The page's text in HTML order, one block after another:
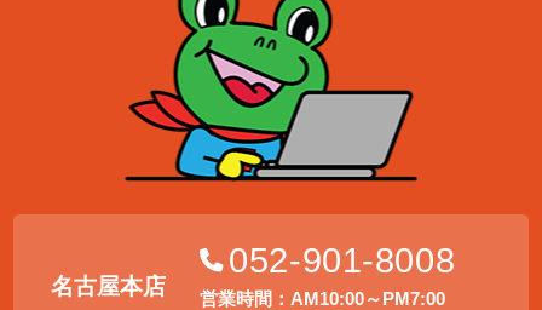
名古屋本店
052-901-8008
営業時間：AM10:00～PM7:00